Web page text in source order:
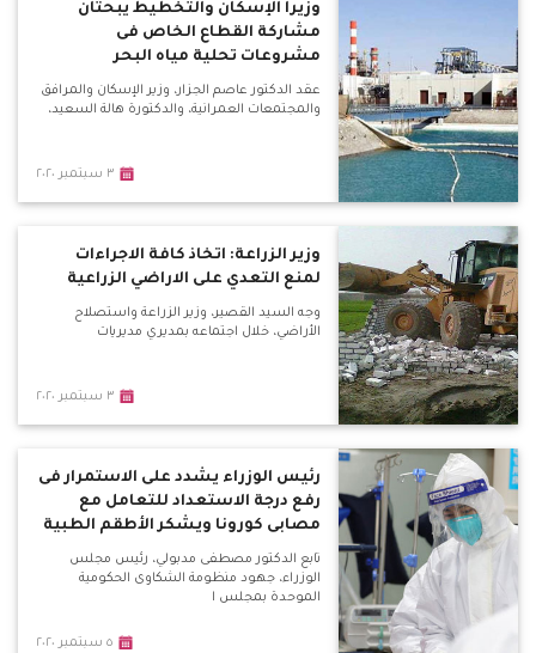
وزيرا الإسكان والتخطيط يبحثان
مشاركة القطاع الخاص فى
مشروعات تحلية مياه البحر
عقد الدكتور عاصم الجزار، وزير الإسكان والمرافق
والمجتمعات العمرانية، والدكتورة هالة السعيد،
٣ سبتمبر ٢٠٢٠
وزير الزراعة: اتخاذ كافة الاجراءات
لمنع التعدي على الاراضي الزراعية
وجه السيد القصير، وزير الزراعة واستصلاح
الأراضي، خلال اجتماعه بمديري مديريات
٣ سبتمبر ٢٠٢٠
رئيس الوزراء يشدد على الاستمرار فى
رفع درجة الاستعداد للتعامل مع
مصابى كورونا ويشكر الأطقم الطبية
تابع الدكتور مصطفى مدبولي، رئيس مجلس
الوزراء، جهود منظومة الشكاوى الحكومية
الموحدة بمجلس ا
٥ سبتمبر ٢٠٢٠